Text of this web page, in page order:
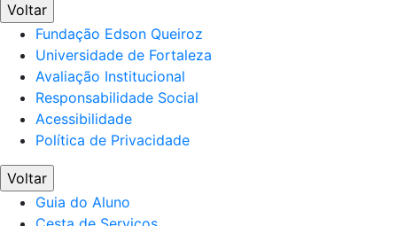
Voltar
Fundação Edson Queiroz
Universidade de Fortaleza
Avaliação Institucional
Responsabilidade Social
Acessibilidade
Política de Privacidade
Voltar
Guia do Aluno